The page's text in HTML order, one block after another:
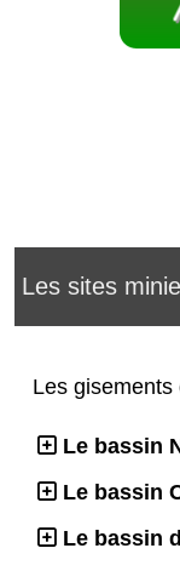
Les sites
Les
Le bassin
Le bassin
Le bassin